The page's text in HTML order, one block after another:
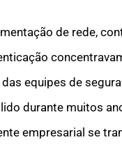
de rede,
equipes de
durante muitos
empresarial se